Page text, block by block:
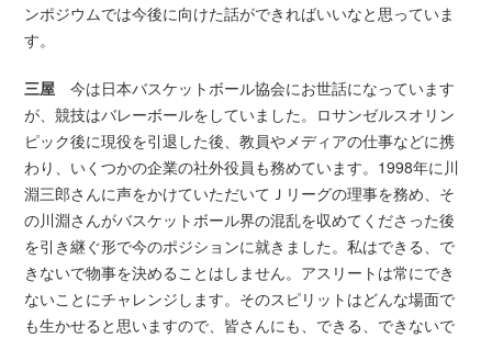
ンポジウムでは今後に向けた話ができればいいなと思っていま
す。
三屋今は日本バスケットボール協会にお世話になっています
が、競技はバレーボールをしていました。ロサンゼルスオリン
ピック後に現役を引退した後、教員やメディアの仕事などに携
わり、いくつかの企業の社外役員も務めています。1998年に川
淵三郎さんに声をかけていただいてＪリーグの理事を務め、そ
の川淵さんがバスケットボール界の混乱を収めてくださった後
を引き継ぐ形で今のポジションに就きました。私はできる、で
きないで物事を決めることはしません。アスリートは常にでき
ないことにチャレンジします。そのスピリットはどんな場面で
も生かせると思いますので、皆さんにも、できる、できないで